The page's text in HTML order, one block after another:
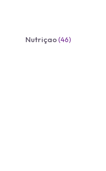
Nutriçao(46)